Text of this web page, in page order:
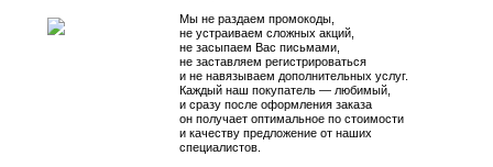
Мы не раздаем промокоды,
не устраиваем сложных акций,
не засыпаем Вас письмами,
не заставляем регистрироваться
и не навязываем дополнительных услуг.
Каждый наш покупатель — любимый,
и сразу после оформления заказа
он получает оптимальное по стоимости
и качеству предложение от наших
специалистов.